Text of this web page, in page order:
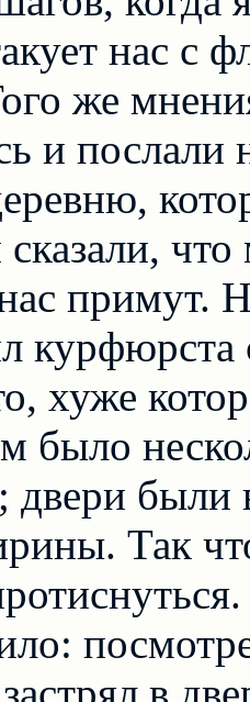
нас с
же
и послали
сказали,
примут.
курфюрста
хуже
было
двери были
Так